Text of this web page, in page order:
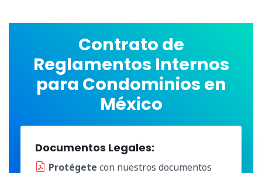
Contrato de
Reglamentos Internos
para Condominios en
México
Documentos Legales:
Protégete con nuestros documentos